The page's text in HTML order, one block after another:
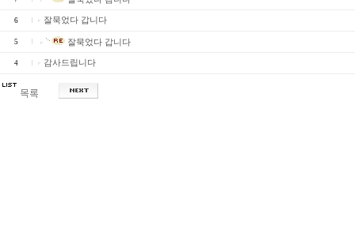
6 잘묵었다 갑니다
5 잘묵었다 갑니다
4 감사드립니다